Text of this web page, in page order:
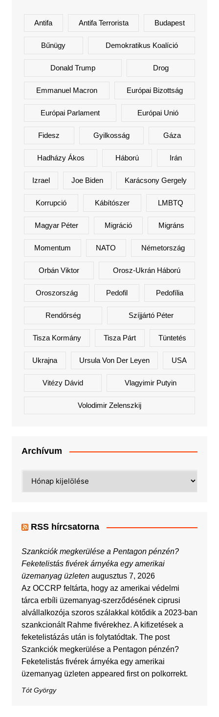
Antifa Antifa Terrorista Budapest
Bűnügy Demokratikus Koalíció
Donald Trump Drog
Emmanuel Macron Európai Bizottság
Európai Parlament Európai Unió
Fidesz Gyilkosság Gáza
Hadházy Ákos Háború Irán
Izrael Joe Biden Karácsony Gergely
Korrupció Kábítószer LMBTQ
Magyar Péter Migráció Migráns
Momentum NATO Németország
Orbán Viktor Orosz-Ukrán Háború
Oroszország Pedofil Pedofília
Rendőrség Szíjjártó Péter
Tisza Kormány Tisza Párt Tüntetés
Ukrajna Ursula Von Der Leyen USA
Vitézy Dávid Vlagyimir Putyin
Volodimir Zelenszkij
Archívum
RSS hírcsatorna
Szankciók megkerülése a Pentagon pénzén?
Feketelistás fivérek árnyéka egy amerikai
üzemanyag üzleten augusztus 7, 2026
Az OCCRP feltárta, hogy az amerikai védelmi
tárca erbíli üzemanyag-szerződésének ciprusi
alvállalkozója szoros szálakkal kötődik a 2023-ban
szankcionált Rahme fivérekhez. A kifizetések a
feketelistázás után is folytatódtak. The post
Szankciók megkerülése a Pentagon pénzén?
Feketelistás fivérek árnyéka egy amerikai
üzemanyag üzleten appeared first on polkorrekt.
Tót György